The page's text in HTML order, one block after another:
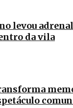
levou
da vila